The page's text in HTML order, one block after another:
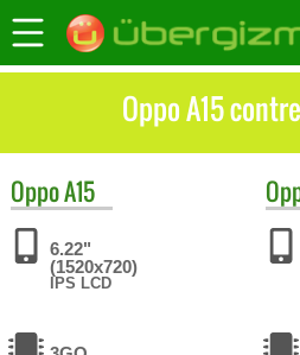
Oppo A15
OppoA15
6.22"
(1520x720)
IPS LCD